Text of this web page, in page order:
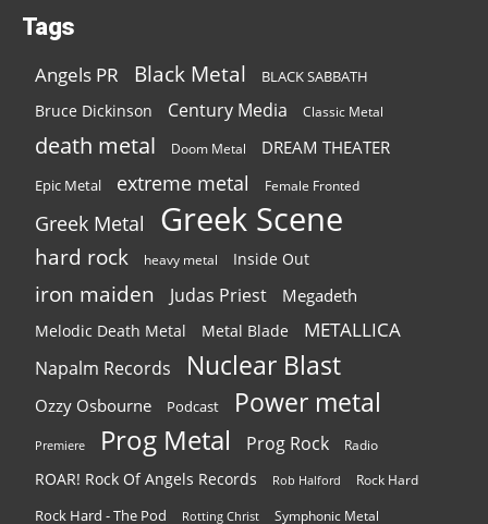
Tags
Angels PR Black Metal BLACK SABBATH
Bruce Dickinson Century Media Classic Metal
death metal Doom Metal DREAM THEATER
Epic Metal extreme metal Female Fronted
Greek Metal Greek Scene
hard rock heavy metal Inside Out
iron maiden Judas Priest Megadeth
Melodic Death Metal Metal Blade METALLICA
Napalm Records Nuclear Blast
Ozzy Osbourne Podcast Power metal
Premiere Prog Metal Prog Rock Radio
ROAR! Rock Of Angels Records Rob Halford Rock Hard
Rock Hard - The Pod Rotting Christ Symphonic Metal